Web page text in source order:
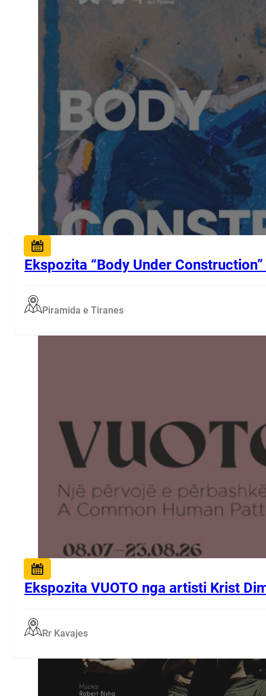
Ekspozita “Body Under
Piramida e Tiranes
Ekspozita VUOTO nga artisti Krist
Rr Kavajes